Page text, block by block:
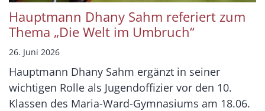
Hauptmann Dhany Sahm referiert zum
Thema „Die Welt im Umbruch“
26. Juni 2026
Hauptmann Dhany Sahm ergänzt in seiner
wichtigen Rolle als Jugendoffizier vor den 10.
Klassen des Maria-Ward-Gymnasiums am 18.06.